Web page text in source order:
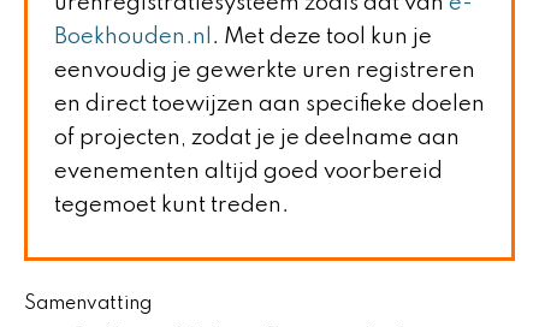
Boekhouden.nl . Met deze tool kun je
eenvoudig je gewerkte uren registreren
en direct toewijzen aan specifieke doelen
of projecten, zodat je je deelname aan
evenementen altijd goed voorbereid
tegemoet kunt treden.
Samenvatting